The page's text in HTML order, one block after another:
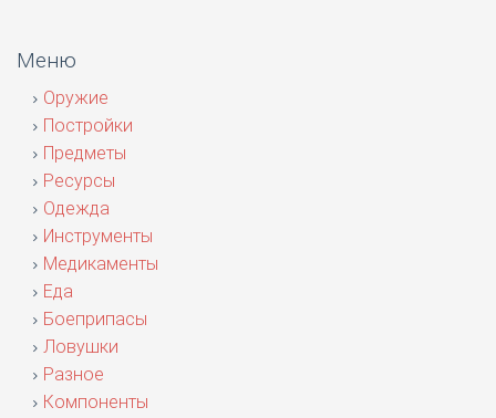
Меню
Оружие
Постройки
Предметы
Ресурсы
Одежда
Инструменты
Медикаменты
Еда
Боеприпасы
Ловушки
Разное
Компоненты